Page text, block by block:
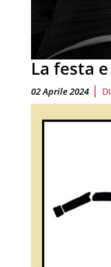
La festa
02 Aprile 2024 | DI